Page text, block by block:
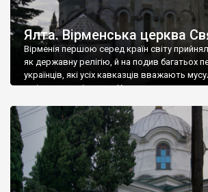
Ялта. Вірменська церква
Вірменія першою серед країн світу
як державну релігію, й на подив багатьох
українців, які усіх кавказців вважають
є відданими вірянами Христа